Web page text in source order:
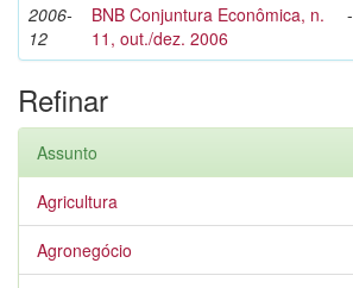
2006-
12
BNB Conjuntura Econômica, n.
11, out./dez. 2006
-
Refinar
Assunto
Agricultura
Agronegócio